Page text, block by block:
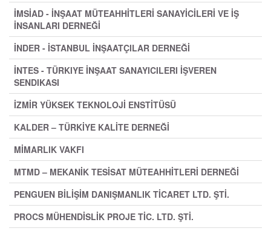
İMSİAD - İNŞAAT MÜTEAHHİTLERİ SANAYİCİLERİ VE İŞ
İNSANLARI DERNEĞİ
İNDER - İSTANBUL İNŞAATÇILAR DERNEĞİ
İNTES - TÜRKIYE İNŞAAT SANAYICILERI İŞVEREN
SENDIKASI
İZMİR YÜKSEK TEKNOLOJİ ENSTİTÜSÜ
KALDER – TÜRKİYE KALİTE DERNEĞİ
MİMARLIK VAKFI
MTMD – MEKANİK TESİSAT MÜTEAHHİTLERİ DERNEĞİ
PENGUEN BİLİŞİM DANIŞMANLIK TİCARET LTD. ŞTİ.
PROCS MÜHENDİSLİK PROJE TİC. LTD. ŞTİ.